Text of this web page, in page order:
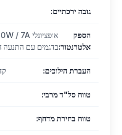
גובה ירכתיים:
הספק
אלטרנטור:בדגמים עם התנעה
העברת הילוכים:
טווח סל"ד מרבי:
טווח בחירת מדחף: